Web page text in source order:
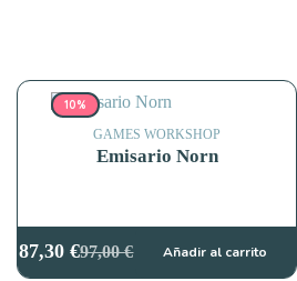
10%
GAMES WORKSHOP
Emisario Norn
97,00€
El
87,30€El
Añadir al carrito